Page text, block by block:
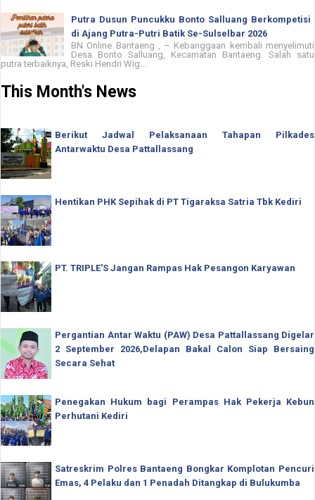
Putra Dusun Puncukku Bonto Salluang Berkompetisi
di Ajang Putra-Putri Batik Se-Sulselbar 2026
BN Online Bantaeng , – Kebanggaan kembali menyelimuti
Desa Bonto Salluang, Kecamatan Bantaeng. Salah satu
putra terbaiknya, Reski Hendri Wig...
This Month's News
Berikut Jadwal Pelaksanaan Tahapan Pilkades
Antarwaktu Desa Pattallassang
Hentikan PHK Sepihak di PT Tigaraksa Satria Tbk Kediri
PT. TRIPLE'S Jangan Rampas Hak Pesangon Karyawan
Pergantian Antar Waktu (PAW) Desa Pattallassang Digelar
2 September 2026,Delapan Bakal Calon Siap Bersaing
Secara Sehat
Penegakan Hukum bagi Perampas Hak Pekerja Kebun
Perhutani Kediri
Satreskrim Polres Bantaeng Bongkar Komplotan Pencuri
Emas, 4 Pelaku dan 1 Penadah Ditangkap di Bulukumba